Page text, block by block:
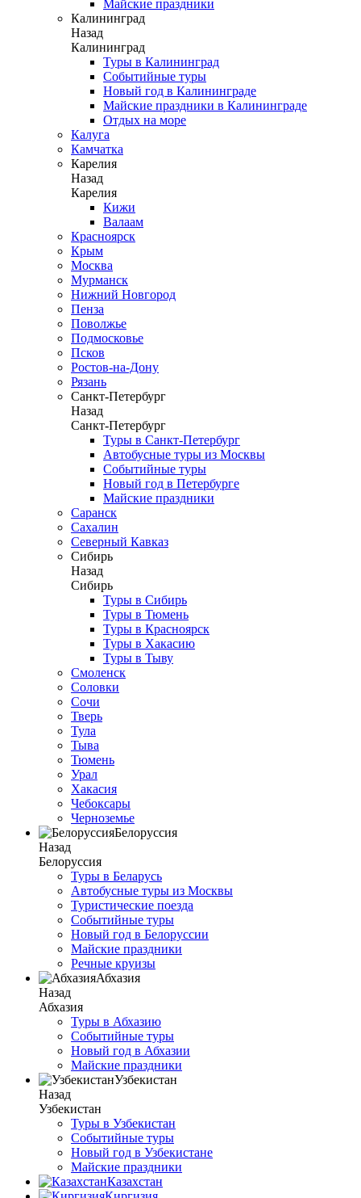
Майские праздники
Калининград
Назад
Калининград
Туры в Калининград
Событийные туры
Новый год в Калининграде
Майские праздники в Калининграде
Отдых на море
Калуга
Камчатка
Карелия
Назад
Карелия
Кижи
Валаам
Красноярск
Крым
Москва
Мурманск
Нижний Новгород
Пенза
Поволжье
Подмосковье
Псков
Ростов-на-Дону
Рязань
Санкт-Петербург
Назад
Санкт-Петербург
Туры в Санкт-Петербург
Автобусные туры из Москвы
Событийные туры
Новый год в Петербурге
Майские праздники
Саранск
Сахалин
Северный Кавказ
Сибирь
Назад
Сибирь
Туры в Сибирь
Туры в Тюмень
Туры в Красноярск
Туры в Хакасию
Туры в Тыву
Смоленск
Соловки
Сочи
Тверь
Тула
Тыва
Тюмень
Урал
Хакасия
Чебоксары
Черноземье
Белоруссия
Назад
Белоруссия
Туры в Беларусь
Автобусные туры из Москвы
Туристические поезда
Событийные туры
Новый год в Белоруссии
Майские праздники
Речные круизы
Абхазия
Назад
Абхазия
Туры в Абхазию
Событийные туры
Новый год в Абхазии
Майские праздники
Узбекистан
Назад
Узбекистан
Туры в Узбекистан
Событийные туры
Новый год в Узбекистане
Майские праздники
Казахстан